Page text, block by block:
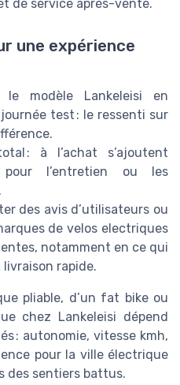
de service après-vente.
une expérience
le modèle Lankeleisi en
test : le ressenti sur
: à l’achat s’ajoutent
l’entretien ou les
des avis d’utilisateurs ou
de velos electriques
notamment en ce qui
rapide.
pliable, d’un fat bike ou
chez Lankeleisi dépend
: autonomie, vitesse kmh,
pour la ville électrique
des sentiers battus.